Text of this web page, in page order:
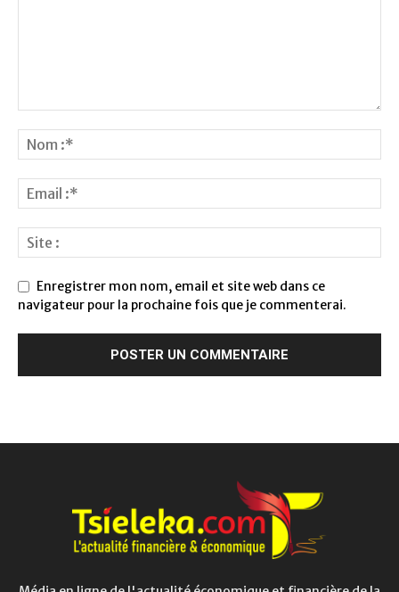
Enregistrer mon nom, email et site web dans ce
navigateur pour la prochaine fois que je commenterai.